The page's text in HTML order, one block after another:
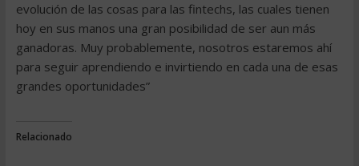
evolución de las cosas para las fintechs, las cuales tienen
hoy en sus manos una gran posibilidad de ser aun más
ganadoras. Muy probablemente, nosotros estaremos ahí
para seguir aprendiendo e invirtiendo en cada una de esas
grandes oportunidades”
Relacionado